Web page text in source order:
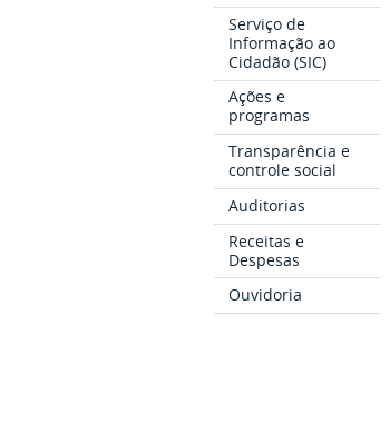
Serviço de
Informação ao
Cidadão (SIC)
Ações e
programas
Transparência e
controle social
Auditorias
Receitas e
Despesas
Ouvidoria